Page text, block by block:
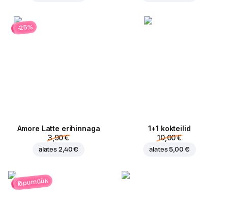
-25%
Amore Latte erihinnaga
3,90 €
alates 2,40 €
1+1 kokteilid
10,00 €
alates5,00 €
lõpumüük